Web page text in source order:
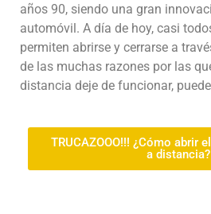
años 90, siendo una gran
automóvil. A día de hoy, casi
permiten abrirse y cerrarse a
de las muchas razones por las
distancia deje de funcionar,
TRUCAZOOO!!! ¿Cómo abrir
a distancia?